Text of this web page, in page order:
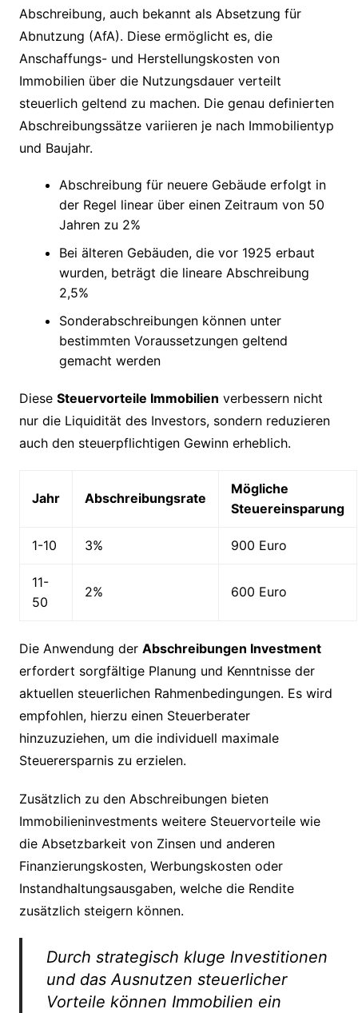
Abschreibung, auch bekannt als Absetzung für
Abnutzung (AfA). Diese ermöglicht es, die
Anschaffungs- und Herstellungskosten von
Immobilien über die Nutzungsdauer verteilt
steuerlich geltend zu machen. Die genau definierten
Abschreibungssätze variieren je nach Immobilientyp
und Baujahr.
Abschreibung für neuere Gebäude erfolgt in
der Regel linear über einen Zeitraum von 50
Jahren zu 2%
Bei älteren Gebäuden, die vor 1925 erbaut
wurden, beträgt die lineare Abschreibung
2,5%
Sonderabschreibungen können unter
bestimmten Voraussetzungen geltend
gemacht werden
Diese Steuervorteile Immobilien verbessern nicht
nur die Liquidität des Investors, sondern reduzieren
auch den steuerpflichtigen Gewinn erheblich.
Jahr Abschreibungsrate
Mögliche
Steuereinsparung
1-10 3% 900 Euro
11-
50
2% 600 Euro
Die Anwendung der Abschreibungen Investment
erfordert sorgfältige Planung und Kenntnisse der
aktuellen steuerlichen Rahmenbedingungen. Es wird
empfohlen, hierzu einen Steuerberater
hinzuzuziehen, um die individuell maximale
Steuerersparnis zu erzielen.
Zusätzlich zu den Abschreibungen bieten
Immobilieninvestments weitere Steuervorteile wie
die Absetzbarkeit von Zinsen und anderen
Finanzierungskosten, Werbungskosten oder
Instandhaltungsausgaben, welche die Rendite
zusätzlich steigern können.
Durch strategisch kluge Investitionen
und das Ausnutzen steuerlicher
Vorteile können Immobilien ein